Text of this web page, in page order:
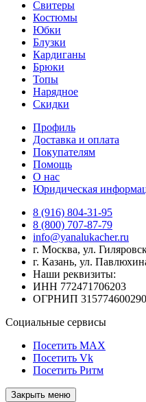
Свитеры
Костюмы
Юбки
Блузки
Кардиганы
Брюки
Топы
Нарядное
Скидки
Профиль
Доставка и оплата
Покупателям
Помощь
О нас
Юридическая
8 (916) 804-31-95
8 (800) 707-87-79
info@yanalukacher.ru
г. Москва, ул.
г. Казань, ул.
Наши реквизиты:
ИНН 772471706203
ОГРНИП
Социальные сервисы
Посетить MAX
Посетить Vk
Посетить Ритм
Закрыть меню